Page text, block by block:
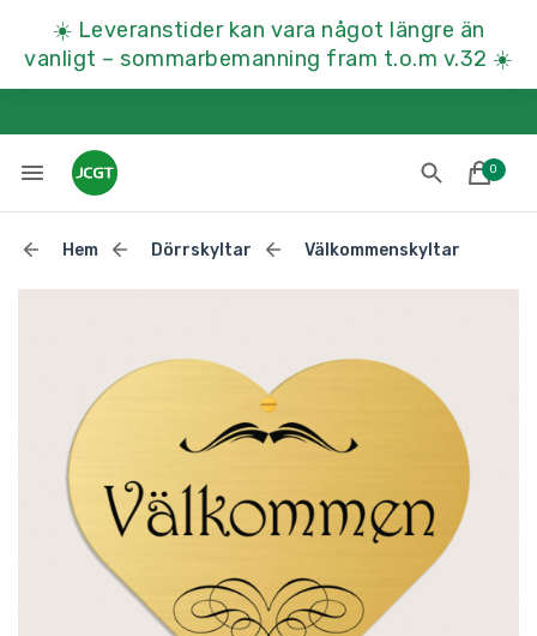
☀️ Leveranstider kan vara något längre än
vanligt – sommarbemanning fram t.o.m v.32 ☀️
0
Hem Dörrskyltar Välkommenskyltar